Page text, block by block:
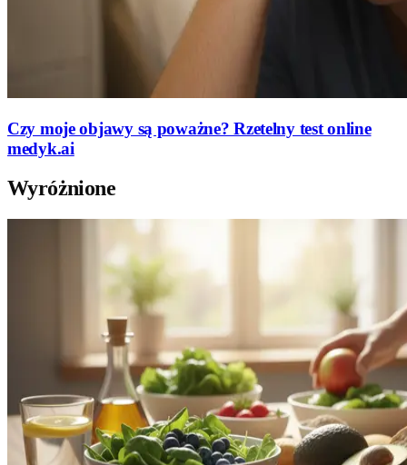
Czy moje objawy są poważne? Rzetelny test online
medyk.ai
Wyróżnione